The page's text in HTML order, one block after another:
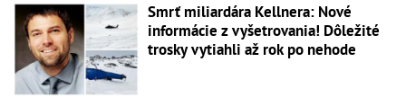
Smrť miliardára Kellnera: Nové
informácie z vyšetrovania! Dôležité
trosky vytiahli až rok po nehode